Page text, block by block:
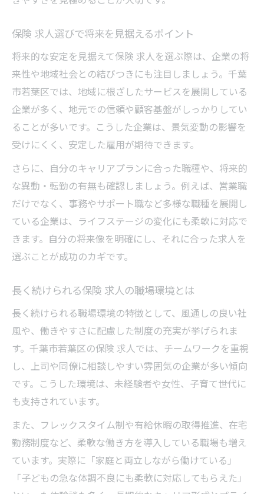
保険 求人選びで将来を見据えるポイント
将来的な安定を見据えて保険 求人を選ぶ際は、企業の将
来性や地域社会との結びつきにも注目しましょう。千葉
市若葉区では、地域に根ざしたサービスを展開している
企業が多く、地元での信頼や顧客基盤がしっかりしてい
ることが多いです。こうした企業は、景気変動の影響を
受けにくく、安定した雇用が期待できます。
さらに、自分のキャリアプランに合った職種や、将来的
な異動・転勤の有無も確認しましょう。例えば、営業職
だけでなく、事務やサポート職など多様な職種を展開し
ている企業は、ライフステージの変化にも柔軟に対応で
きます。自分の将来像を明確にし、それに合った求人を
選ぶことが成功のカギです。
長く続けられる保険 求人の職場環境とは
長く続けられる職場環境の特徴として、風通しの良い社
風や、働きやすさに配慮した制度の充実が挙げられま
す。千葉市若葉区の保険 求人では、チームワークを重視
し、上司や同僚に相談しやすい雰囲気の企業が多い傾向
です。こうした環境は、未経験者や女性、子育て世代に
も支持されています。
また、フレックスタイム制や有給休暇の取得推進、在宅
勤務制度など、柔軟な働き方を導入している職場も増え
ています。実際に「家庭と両立しながら働けている」
「子どもの急な体調不良にも柔軟に対応してもらえた」